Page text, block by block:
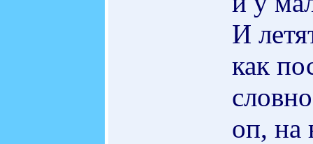
И
как
оп, на